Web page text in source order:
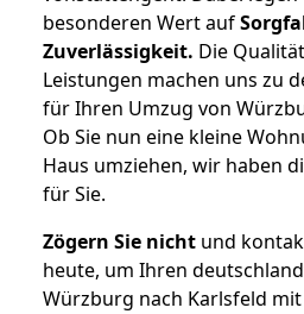
besonderen Wert auf
Zuverlässigkeit. Die
Leistungen machen uns zu
für Ihren Umzug von
Ob Sie nun eine kleine
Haus umziehen, wir haben
für Sie.
Zögern Sie nicht und
heute, um Ihren
Würzburg nach Karlsfeld